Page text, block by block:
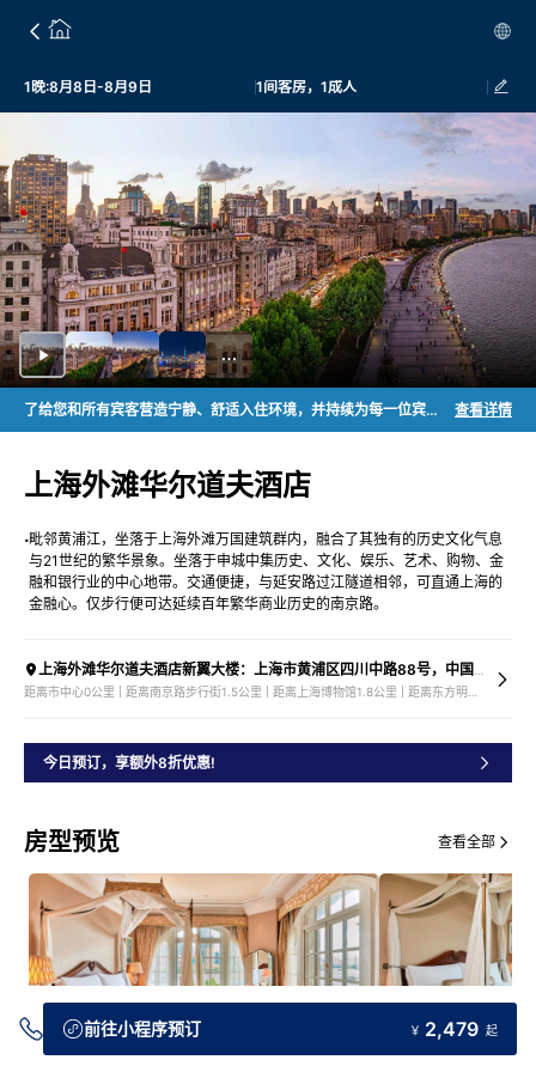
1晚:8月8日-8月9日 1间客房，1成人
了给您和所有宾客营造宁静、舒适入住环境，并持续为每一位宾客提供至臻体验，我们诚挚邀请您与我们携手，共同维护酒店公共空间的优雅氛围。上海外滩华尔道夫酒店温馨提示如下： 1. 关于商业拍摄与设备使用 任何涉及商业用途的拍摄活动请务必提前取得酒店书面许可。酒店始终高度重视每一位宾客的隐私。拍摄过程中，敬请留意避免其他宾客入镜，共同守护彼此的私人空间。 婚礼派对特别限制：酒店客房不可用于拍摄；酒店公共区域（包括建筑内部空间和酒店外部空间）和酒店设施（包括餐厅或其他场所）也禁止任何组织、第三方公司或个人以酒店场地为背景进行商业活动。如需了解拍照、录像和直播等行为的具体规定，请咨询酒店。 2. 关于公共环境的共同维护 在享受酒店公共空间的同时，敬请妥善保管好个人物品，以确保环境的整洁、安全与通行顺畅。 3. 关于无人机 为保障所有宾客的安全与住宿体验，并遵循相关管理规定，本酒店禁止携带无人机入内，敬请知悉。 4. 入住须知 请出示有效政府签发的身份证件或护照； 酒店自2017年3月1日起全面禁烟； 需支付损坏押金1,500元，仅接受信用卡（人民币结算），退房查房无误后，押金将于7日内全额退还至原信用卡。 衷心感谢您对我们工作的理解与支持！上海外滩华尔道夫酒店始终致力于为您创造美好难忘的入住体验。 查看详情
上海外滩华尔道夫酒店
毗邻⻩浦江，坐落于上海外滩万国建筑群内，融合了其独有的历史⽂化⽓息
与21世纪的繁华景象。坐落于申城中集历史、⽂化、娱乐、艺术、购物、⾦
融和银⾏业的中⼼地带。交通便捷，与延安路过江隧道相邻，可直通上海的
⾦融⼼。仅步⾏便可达延续百年繁华商业历史的南京路。
上海外滩华尔道夫酒店新翼大楼：上海市黄浦区四川中路88号，中国；上海外滩华尔道夫酒店总会大楼：上海市黄浦区中山东一路2号，中国。
今日预订，享额外8折优惠!
房型预览 查看全部
前往小程序预订 ￥ 2,479 起